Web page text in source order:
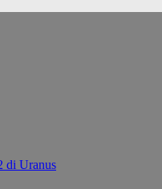
di Uranus